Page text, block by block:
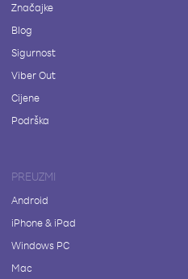
Značajke
Blog
Sigurnost
Viber Out
Cijene
Podrška
PREUZMI
Android
iPhone & iPad
Windows PC
Mac